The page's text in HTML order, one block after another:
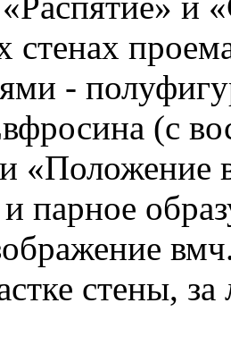
стенах
-
(с
«Положение
парное
стены,